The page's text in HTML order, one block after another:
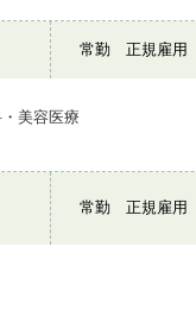
常勤 正規雇用
美容医療
常勤 正規雇用